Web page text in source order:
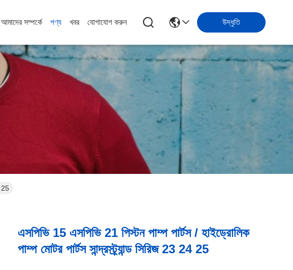
আমাদের সম্পর্কে পণ্য খবর যোগাযোগ করুন উদ্ধৃতি
25
এসপিভি 15 এসপিভি 21 পিস্টন পাম্প পার্টস / হাইড্রোলিক
পাম্প মোটর পার্টস সান্দ্রস্ট্র্যান্ড সিরিজ 23 24 25